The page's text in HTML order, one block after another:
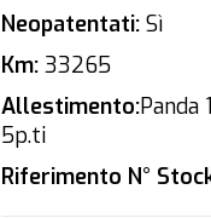
Neopatentati:Sì
Km:33265
Allestimento:Panda
5p.ti
Riferimento N°